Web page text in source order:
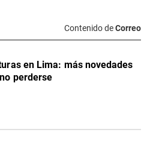
Contenido deCorreo
en Lima: más novedades
perderse